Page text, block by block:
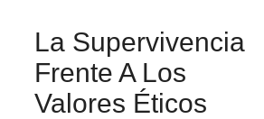
La Supervivencia
Frente A Los
Valores Éticos